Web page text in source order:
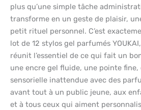
plus qu’une simple tâche
transforme en un geste de plaisir,
petit rituel personnel. C’est
lot de 12 stylos gel parfumés
réunit l’essentiel de ce qui fait un
une encre gel fluide, une pointe
sensorielle inattendue avec des
avant tout à un public jeune, aux
et à tous ceux qui aiment